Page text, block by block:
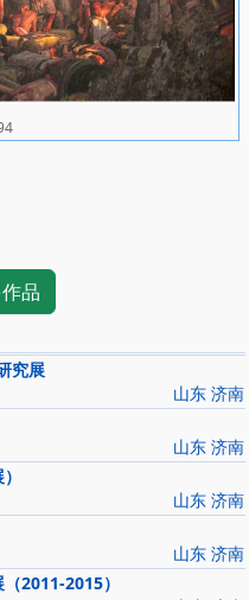
地认为，在技法上略显生
品
究展
山东 济南
山东 济南
山东 济南
山东 济南
2011-2015）